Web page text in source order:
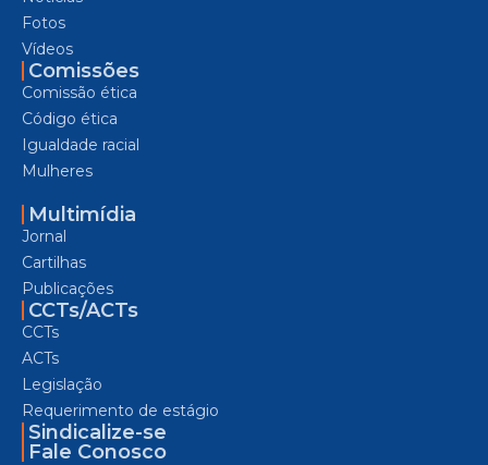
Fotos
Vídeos
Comissões
Comissão ética
Código ética
Igualdade racial
Mulheres
Multimídia
Jornal
Cartilhas
Publicações
CCTs/ACTs
CCTs
ACTs
Legislação
Requerimento de estágio
Sindicalize-se
Fale Conosco